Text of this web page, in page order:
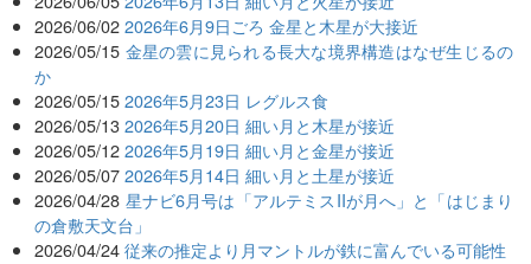
2026/06/02 2026年6月9日ごろ 金星と木星が大接近
2026/05/15 金星の雲に見られる長大な境界構造はなぜ生じるの
か
2026/05/15 2026年5月23日 レグルス食
2026/05/13 2026年5月20日 細い月と木星が接近
2026/05/12 2026年5月19日 細い月と金星が接近
2026/05/07 2026年5月14日 細い月と土星が接近
2026/04/28 星ナビ6月号は「アルテミスIIが月へ」と「はじまり
の倉敷天文台」
2026/04/24 従来の推定より月マントルが鉄に富んでいる可能性